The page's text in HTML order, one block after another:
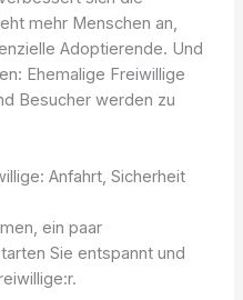
mehr Menschen an,
Adoptierende. Und
Ehemalige Freiwillige
Besucher werden zu
Anfahrt, Sicherheit
ein paar
Sie entspannt und